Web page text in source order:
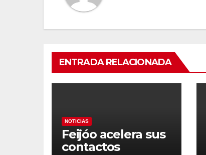
ENTRADA RELACIONADA
NOTICIAS
Feijóo acelera sus
contactos